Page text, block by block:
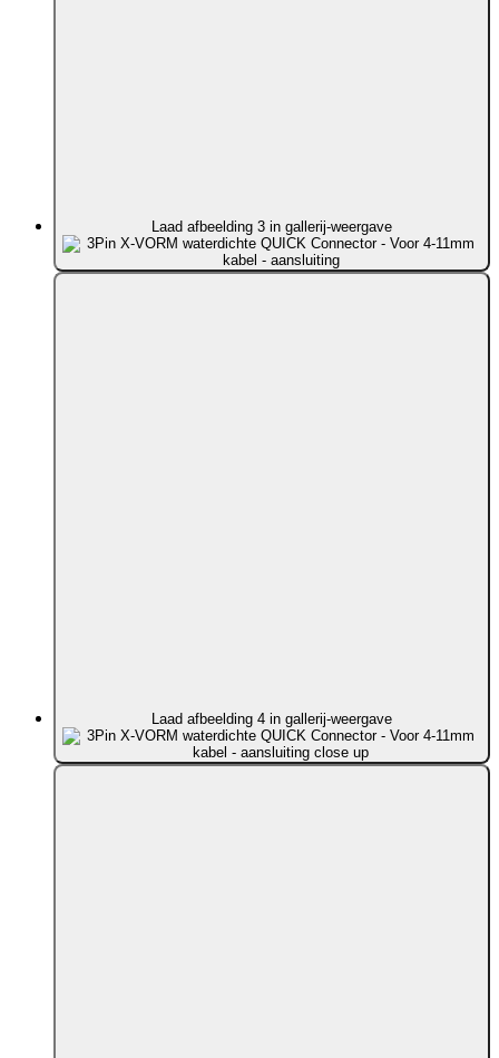
Laad afbeelding 3 in gallerij-weergave
Laad afbeelding 4 in gallerij-weergave